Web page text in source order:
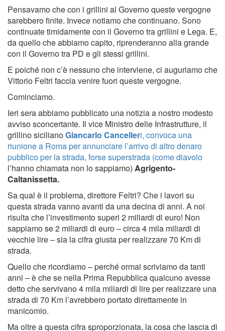
Pensavamo che con i grillini al Governo queste vergogne
sarebbero finite. Invece notiamo che continuano. Sono
continuate timidamente con il Governo tra grillini e Lega. E,
da quello che abbiamo capito, riprenderanno alla grande
con il Governo tra PD e gli stessi grillini.
E poiché non c’è nessuno che interviene, ci auguriamo che
Vittorio Feltri faccia venire fuori queste vergogne.
Cominciamo.
Ieri sera abbiamo pubblicato una notizia a nostro modesto
avviso sconcertante. Il vice Ministro delle Infrastrutture, il
grillino sicilianoGiancarlo Cancelleri, convoca una
riunione a Roma per annunciare l’arrivo di altro denaro
pubblico per la strada, forse superstrada (come diavolo
l’hanno chiamata non lo sappiamo) Agrigento-
Caltanissetta.
Sa qual è il problema, direttore Feltri? Che i lavori su
questa strada vanno avanti da una decina di anni. A noi
risulta che l’investimento superi 2 miliardi di euro! Non
sappiamo se 2 miliardi di euro – circa 4 mila miliardi di
vecchie lire – sia la cifra giusta per realizzare 70 Km di
strada.
Quello che ricordiamo – perché ormai scriviamo da tanti
anni – è che se nella Prima Repubblica qualcuno avesse
detto che servivano 4 mila miliardi di lire per realizzare una
strada di 70 Km l’avrebbero portato direttamente in
manicomio.
Ma oltre a questa cifra sproporzionata, la cosa che lascia di